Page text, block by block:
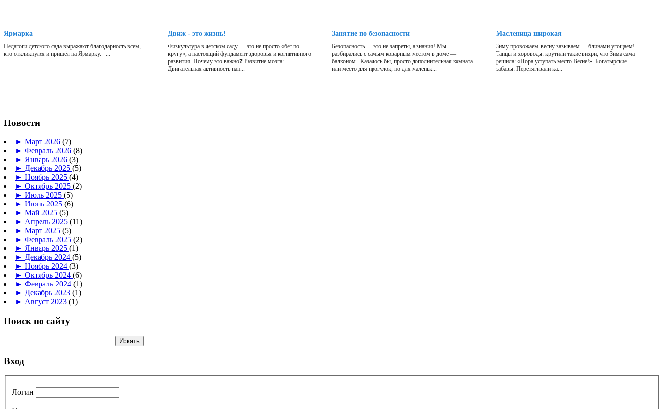
Ярмарка
Педагоги детского сада выражают благодарность всем,
кто откликнулся и пришёл на Ярмарку. ...
Движ - это жизнь!
Физкультура в детском саду — это не просто «бег по
кругу», а настоящий фундамент здоровья и когнитивного
развития. Почему это важно❓ Развитие мозга:
Двигательная активность нап...
Занятие по безопасности
Безопасность — это не запреты, а знания! Мы
разбирались с самым коварным местом в доме —
балконом. Казалось бы, просто дополнительная комната
или место для прогулок, но для маленьк...
Масленица широкая
Зиму провожаем, весну зазываем — блинами угощаем!
Танцы и хороводы: крутили такие вихри, что Зима сама
решила: «Пора уступать место Весне!». Богатырские
забавы: Перетягивали ка...
Новости
► Март 2026 (7)
► Февраль 2026 (8)
► Январь 2026 (3)
► Декабрь 2025 (5)
► Ноябрь 2025 (4)
► Октябрь 2025 (2)
► Июль 2025 (5)
► Июнь 2025 (6)
► Май 2025 (5)
► Апрель 2025 (11)
► Март 2025 (5)
► Февраль 2025 (2)
► Январь 2025 (1)
► Декабрь 2024 (5)
► Ноябрь 2024 (3)
► Октябрь 2024 (6)
► Февраль 2024 (1)
► Декабрь 2023 (1)
► Август 2023 (1)
Поиск по сайту
Вход
Логин